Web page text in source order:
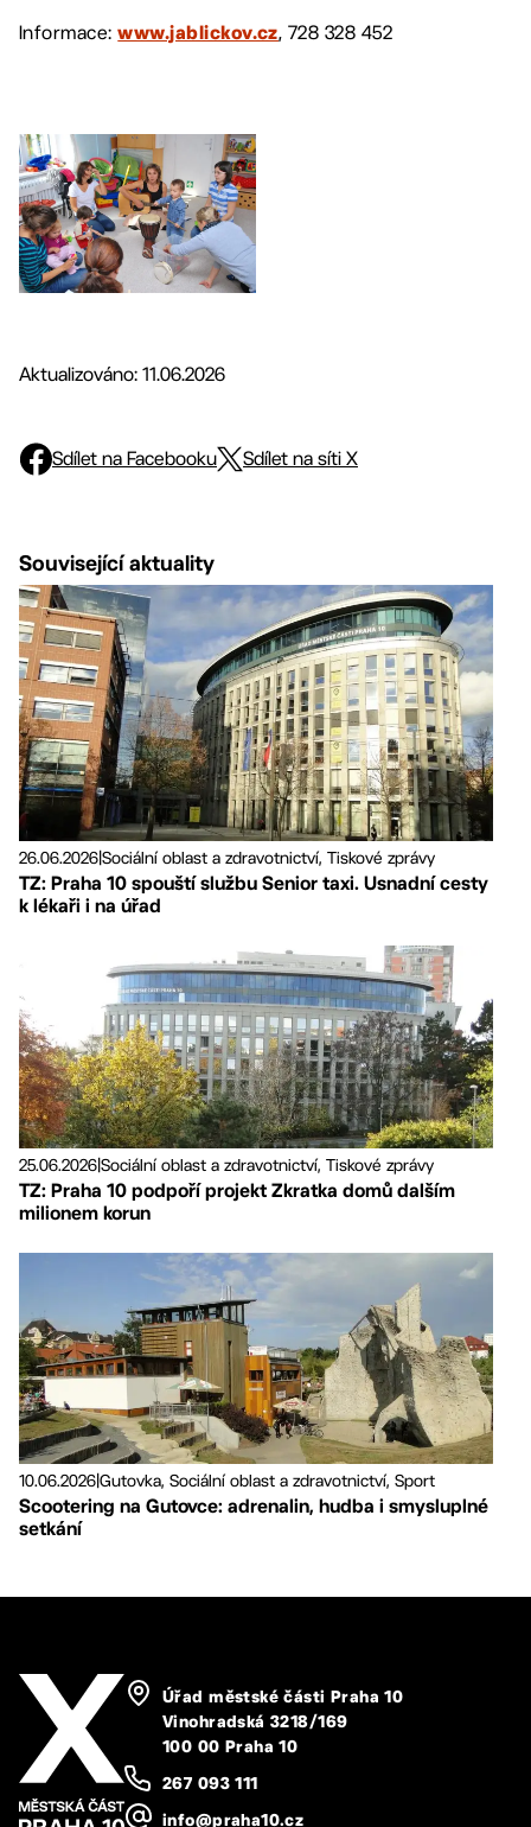
Informace:www.jablickov.cz, 728 328 452
Aktualizováno: 11.06.2026
Sdílet na Facebooku Sdílet na síti X
Související aktuality
26.06.2026Sociální oblast a zdravotnictví, Tiskové zprávy
TZ: Praha 10 spouští službu Senior taxi. Usnadní cesty
k lékaři i na úřad
25.06.2026Sociální oblast a zdravotnictví, Tiskové zprávy
TZ: Praha 10 podpoří projekt Zkratka domů dalším
milionem korun
10.06.2026Gutovka, Sociální oblast a zdravotnictví, Sport
Scootering na Gutovce: adrenalin, hudba i smysluplné
setkání
Úřad městské části Praha 10
Vinohradská 3218/169
100 00 Praha 10
267 093 111
info@praha10.cz